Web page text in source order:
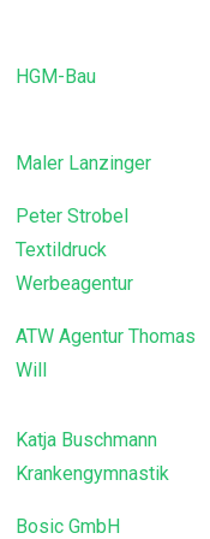
HGM-Bau
Maler Lanzinger
Peter Strobel
Textildruck
Werbeagentur
ATW Agentur Thomas
Will
Katja Buschmann
Krankengymnastik
Bosic GmbH